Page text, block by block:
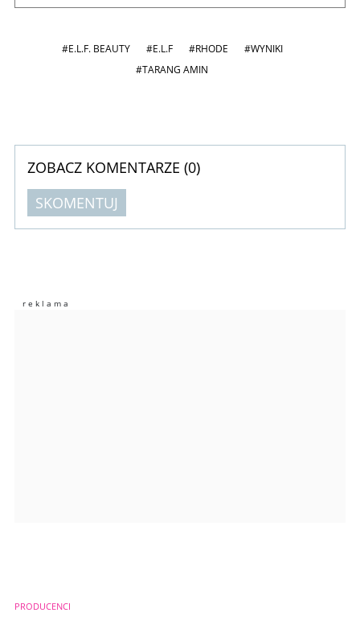
#E.L.F. BEAUTY #E.L.F #RHODE
#WYNIKI
#TARANG AMIN
ZOBACZ KOMENTARZE (0)
SKOMENTUJ
Imię (Wymagane)
PRODUCENCI